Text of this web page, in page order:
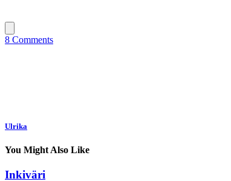
8 Comments
Ulrika
You Might Also Like
Inkiväri